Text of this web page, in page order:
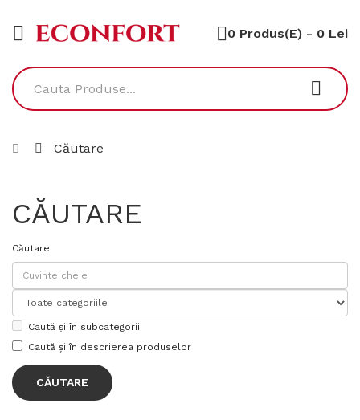
0 Produs(e) - 0 Lei
Căutare
CĂUTARE
Căutare:
Caută și în subcategorii
Caută și în descrierea produselor